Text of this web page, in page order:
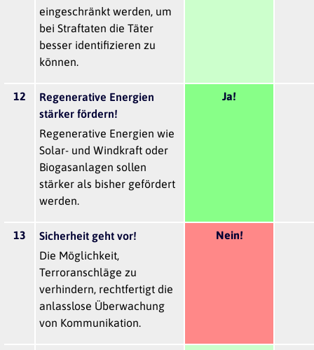
eingeschränkt werden, um
bei Straftaten die Täter
besser identifizieren zu
können.
12
Regenerative Energien
stärker fördern!
Regenerative Energien wie
Solar- und Windkraft oder
Biogasanlagen sollen
stärker als bisher gefördert
werden.
Ja!
13
Sicherheit geht vor!
Die Möglichkeit,
Terroranschläge zu
verhindern, rechtfertigt die
anlasslose Überwachung
von Kommunikation.
Nein!